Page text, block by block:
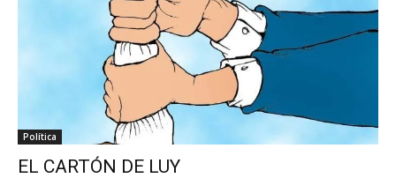
Política
EL CARTÓN DE LUY